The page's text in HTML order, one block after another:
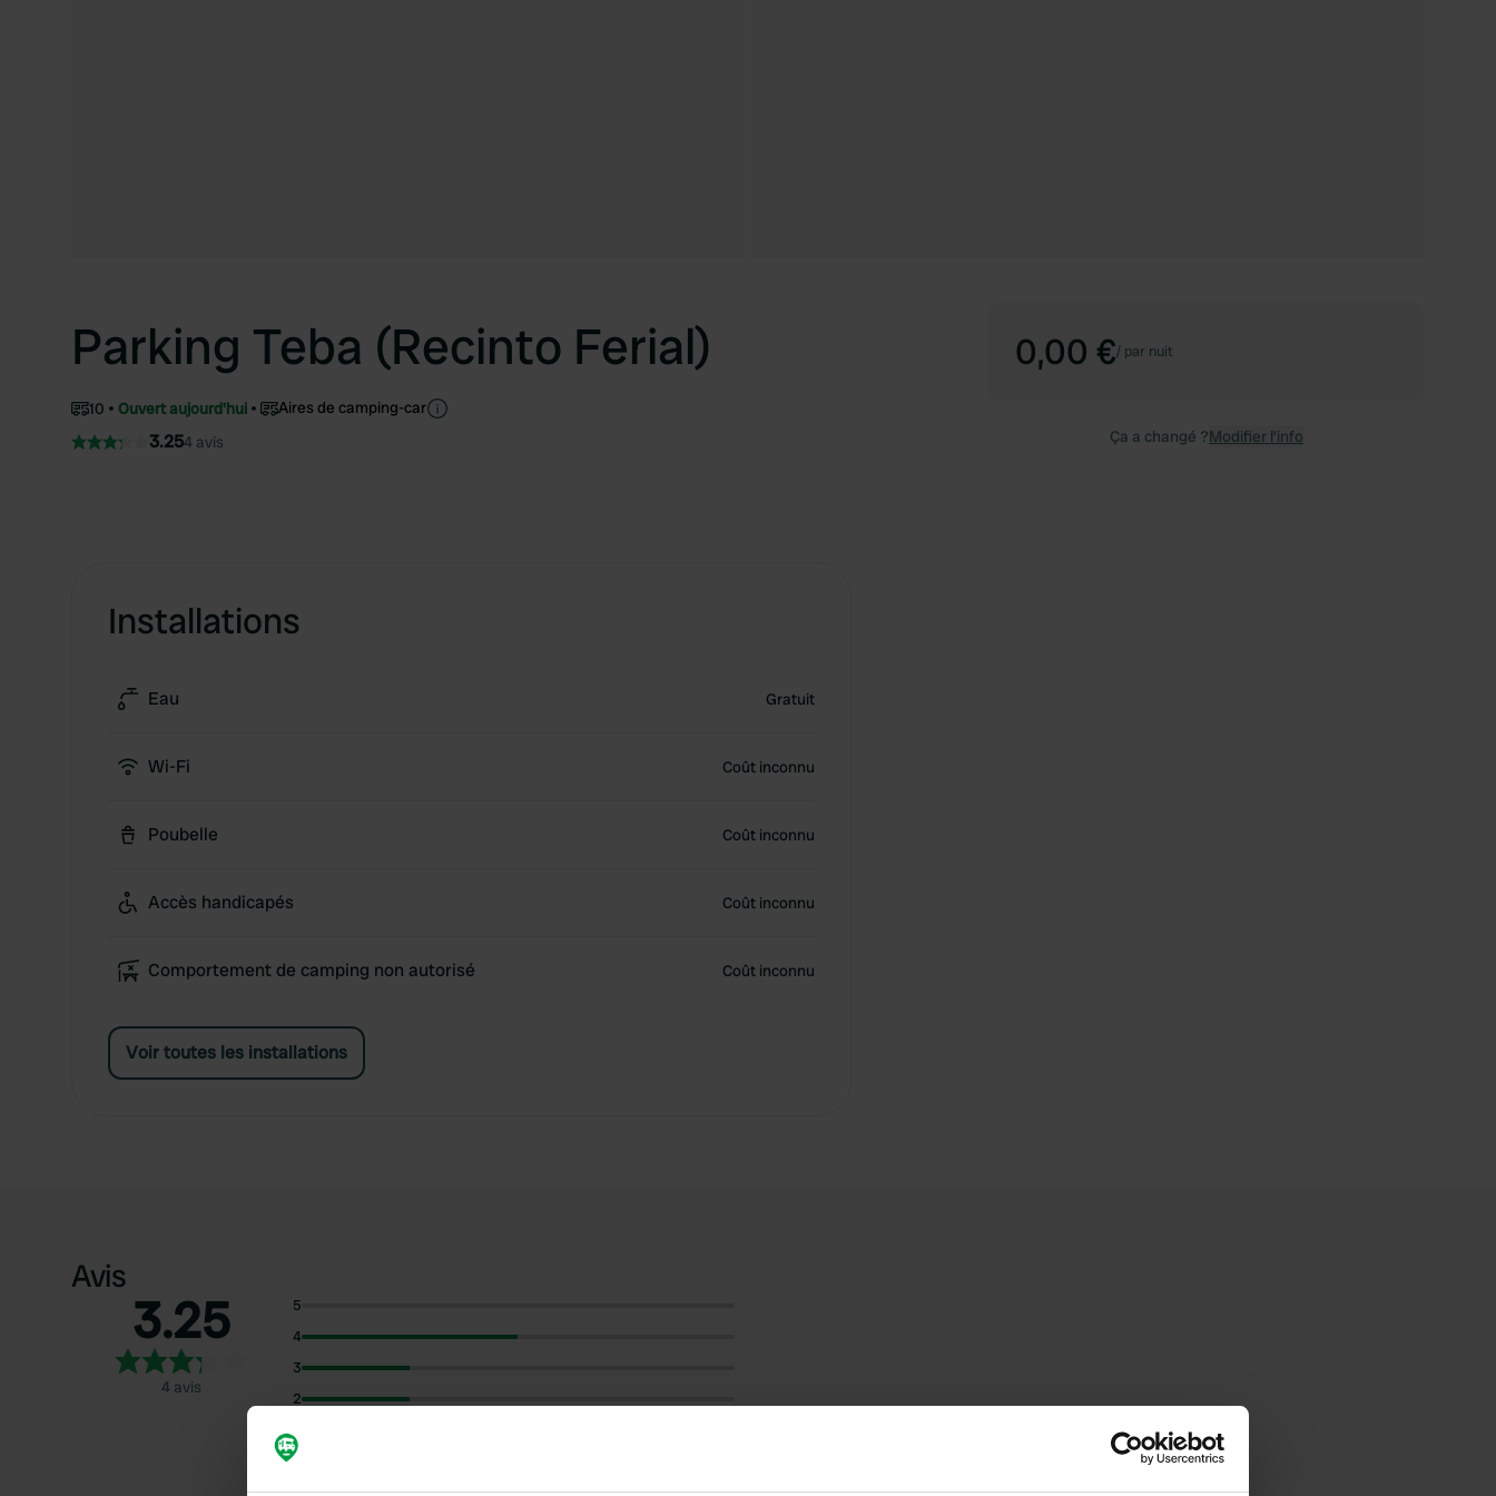
Parking Teba (Recinto Ferial)
10 Ouvert aujourd'hui Aires de camping-car
3.254 avis
Installations
Eau Gratuit
Wi-Fi Coût inconnu
Poubelle Coût inconnu
Accès handicapés Coût inconnu
Comportement de camping non autorisé Coût inconnu
Voir toutes les installations
0,00 €/ par nuit
Ça a changé ?Modifier l’info
Avis
3.25
4 avis
5
4
3
2